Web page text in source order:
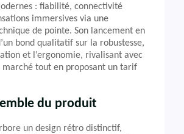
: fiabilité, connectivité
immersives via une
de pointe. Son lancement en
bond qualitatif sur la robustesse,
et l’ergonomie, rivalisant avec
marché tout en proposant un tarif
du produit
un design rétro distinctif,